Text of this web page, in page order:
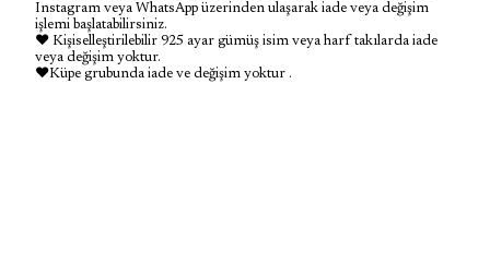
Instagram veya WhatsApp üzerinden ulaşarak iade veya değişim
işlemi başlatabilirsiniz.
♥ Kişiselleştirilebilir 925 ayar gümüş isim veya harf takılarda iade
veya değişim yoktur.
♥Küpe grubunda iade ve değişim yoktur .